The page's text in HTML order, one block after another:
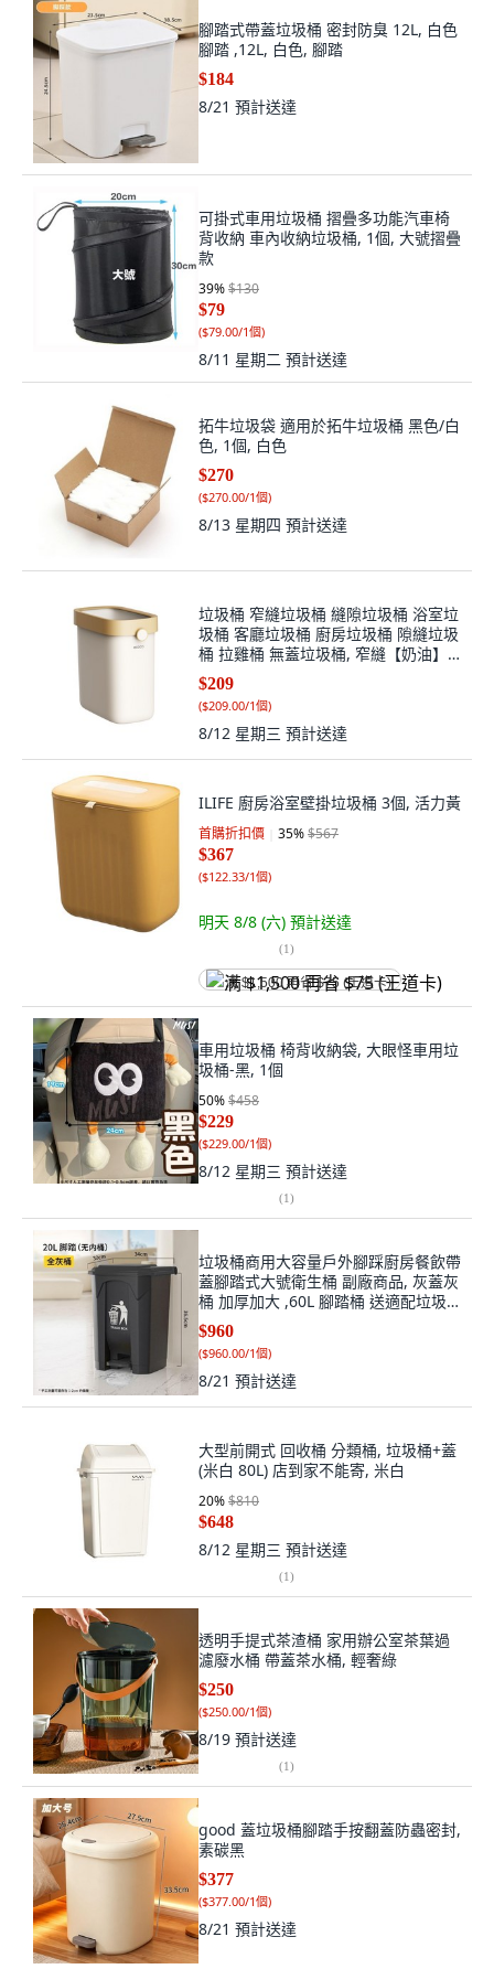
腳踏式帶蓋垃圾桶 密封防臭 12L, 白色
腳踏 ,12L, 白色, 腳踏
$184
8/21 預計送達
可掛式車用垃圾桶 摺疊多功能汽車椅
背收納 車內收納垃圾桶, 1個, 大號摺疊
款
39%$130
$79
($79.00/1個)
8/11 星期二 預計送達
拓牛垃圾袋 適用於拓牛垃圾桶 黑色/白
色, 1個, 白色
$270
($270.00/1個)
8/13 星期四 預計送達
垃圾桶 窄縫垃圾桶 縫隙垃圾桶 浴室垃
圾桶 客廳垃圾桶 廚房垃圾桶 隙縫垃圾
桶 拉雞桶 無蓋垃圾桶, 窄縫【奶油】
敞口垃圾桶
$209
($209.00/1個)
8/12 星期三 預計送達
ILIFE 廚房浴室壁掛垃圾桶 3個, 活力黃
首購折扣價 35%$567
$367
($122.33/1個)
明天 8/8 (六) 預計送達
(1)
满 $1,500 再省 $75 (王道卡)
車用垃圾桶 椅背收納袋, 大眼怪車用垃
圾桶-黑, 1個
50%$458
$229
($229.00/1個)
8/12 星期三 預計送達
(1)
垃圾桶商用大容量戶外腳踩廚房餐飲帶
蓋腳踏式大號衛生桶 副廠商品, 灰蓋灰
桶 加厚加大 ,60L 腳踏桶 送適配垃圾
袋, 灰蓋灰桶
$960
($960.00/1個)
8/21 預計送達
大型前開式 回收桶 分類桶, 垃圾桶+蓋
(米白 80L) 店到家不能寄, 米白
20%$810
$648
8/12 星期三 預計送達
(1)
透明手提式茶渣桶 家用辦公室茶葉過
濾廢水桶 帶蓋茶水桶, 輕奢綠
$250
($250.00/1個)
8/19 預計送達
(1)
good 蓋垃圾桶腳踏手按翻蓋防蟲密封,
素碳黑
$377
($377.00/1個)
8/21 預計送達